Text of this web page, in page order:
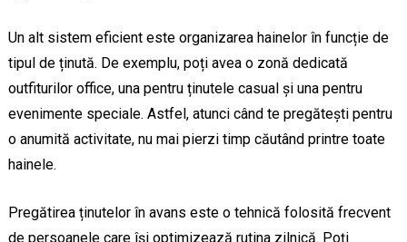
Un alt sistem eficient este organizarea hainelor în funcție de
tipul de ținută. De exemplu, poți avea o zonă dedicată
outfiturilor office, una pentru ținutele casual și una pentru
evenimente speciale. Astfel, atunci când te pregătești pentru
o anumită activitate, nu mai pierzi timp căutând printre toate
hainele.
Pregătirea ținutelor în avans este o tehnică folosită frecvent
de persoanele care își optimizează rutina zilnică. Poți